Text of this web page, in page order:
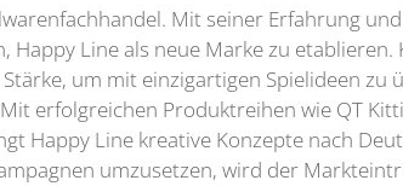
Mit seiner Erfahrung
Line als neue Marke zu
um mit einzigartigen Spielideen zu
erfolgreichen Produktreihen wie QT
Happy Line kreative Konzepte nach
umzusetzen, wird der